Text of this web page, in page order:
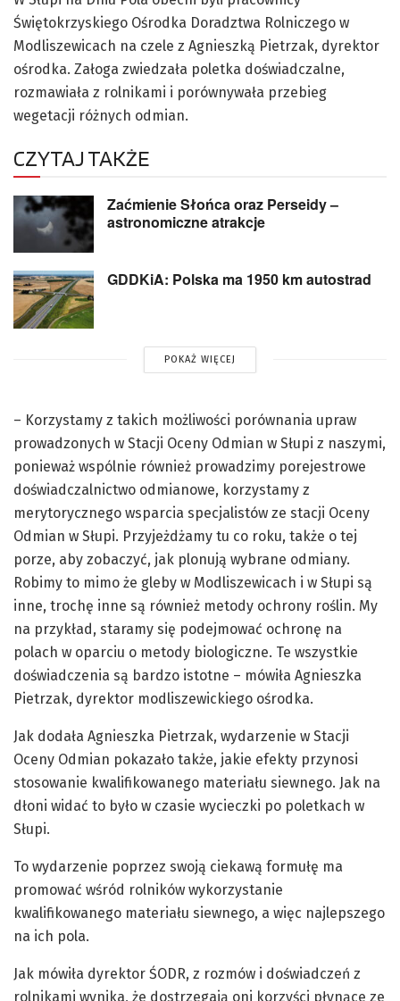
Świętokrzyskiego Ośrodka Doradztwa Rolniczego w
Modliszewicach na czele z Agnieszką Pietrzak, dyrektor
ośrodka. Załoga zwiedzała poletka doświadczalne,
rozmawiała z rolnikami i porównywała przebieg
wegetacji różnych odmian.
CZYTAJ TAKŻE
Zaćmienie Słońca oraz Perseidy –
astronomiczne atrakcje
GDDKiA: Polska ma 1950 km autostrad
POKAŻ WIĘCEJ
– Korzystamy z takich możliwości porównania upraw
prowadzonych w Stacji Oceny Odmian w Słupi z naszymi,
ponieważ wspólnie również prowadzimy porejestrowe
doświadczalnictwo odmianowe, korzystamy z
merytorycznego wsparcia specjalistów ze stacji Oceny
Odmian w Słupi. Przyjeżdżamy tu co roku, także o tej
porze, aby zobaczyć, jak plonują wybrane odmiany.
Robimy to mimo że gleby w Modliszewicach i w Słupi są
inne, trochę inne są również metody ochrony roślin. My
na przykład, staramy się podejmować ochronę na
polach w oparciu o metody biologiczne. Te wszystkie
doświadczenia są bardzo istotne – mówiła Agnieszka
Pietrzak, dyrektor modliszewickiego ośrodka.
Jak dodała Agnieszka Pietrzak, wydarzenie w Stacji
Oceny Odmian pokazało także, jakie efekty przynosi
stosowanie kwalifikowanego materiału siewnego. Jak na
dłoni widać to było w czasie wycieczki po poletkach w
Słupi.
To wydarzenie poprzez swoją ciekawą formułę ma
promować wśród rolników wykorzystanie
kwalifikowanego materiału siewnego, a więc najlepszego
na ich pola.
Jak mówiła dyrektor ŚODR, z rozmów i doświadczeń z
rolnikami wynika, że dostrzegają oni korzyści płynące ze